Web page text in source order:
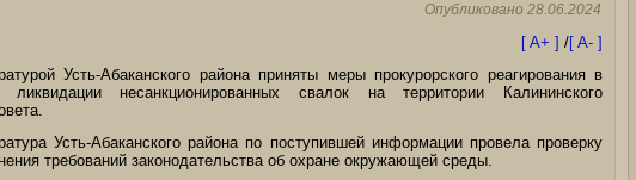
Опубликовано 28.06.2024
[ A+ ] /[ A- ]
Усть-Абаканского района приняты меры прокурорского реагирования в
ликвидации несанкционированных свалок на территории Калининского
Усть-Абаканского района по поступившей информации провела проверку
требований законодательства об охране окружающей среды.